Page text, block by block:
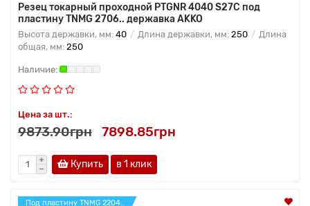
Резец токарный проходной PTGNR 4040 S27C под
пластину TNMG 2706.. державка AKKO
Высота державки, мм: 40 Длина державки, мм: 250
Длина
общая, мм: 250
Цена за шт.:
9873.90грн 7898.85грн
Купить в 1 клик
Под пластину TNMG 2204..